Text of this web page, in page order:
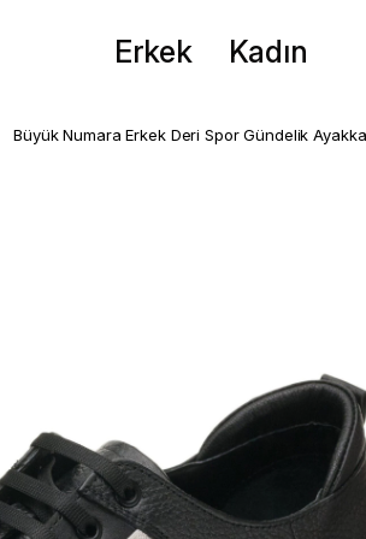
Erkek Kadın
Büyük Numara Erkek Deri Spor Gündelik